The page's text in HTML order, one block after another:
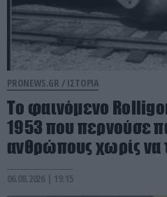
PRONEWS.GR / ΙΣΤΟΡΙΑ
Το φαινόμενο
1953 που περνούσε
ανθρώπους χωρίς να
06.08.2026 | 19:15